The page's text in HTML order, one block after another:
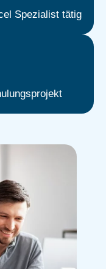
Spezialist tätig